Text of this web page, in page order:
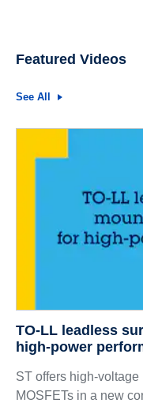
Featured Videos
See All
TO-LL leadless
high-power
ST offers high-
MOSFETs in a new